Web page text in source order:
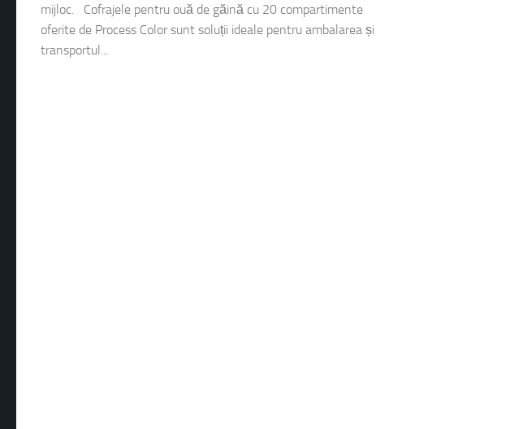
mijloc. Cofrajele pentru ouă de găină cu 20 compartimente
oferite de Process Color sunt soluții ideale pentru ambalarea și
transportul...